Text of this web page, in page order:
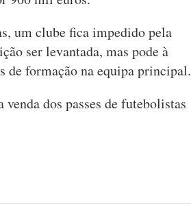
um clube fica impedido pela
ser levantada, mas pode à
de formação na equipa principal.
dos passes de futebolistas